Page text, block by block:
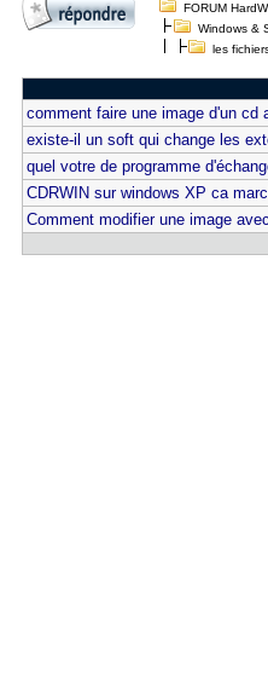
FORUM
Windows &
les
comment faire une image d'un cd
existe-il un soft qui change les
quel votre de programme
CDRWIN sur windows XP ca
Comment modifier une image